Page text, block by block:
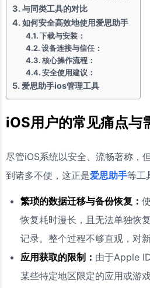
与同类工具的对比
如何安全高效地使用爱思助手
下载与安装：
设备连接与信任：
核心操作流程：
安全使用建议：
爱思助手ios管理工具
iOS用户的常见痛点与
尽管iOS系统以安全、流畅著称，
到诸多不便，这正是爱思助手等工
繁琐的数据迁移与备份恢复：
恢复耗时漫长，且无法单独恢
记录。整个过程不够直观，对
应用获取的限制： 由于Apple
某些特定地区限定的应用或游